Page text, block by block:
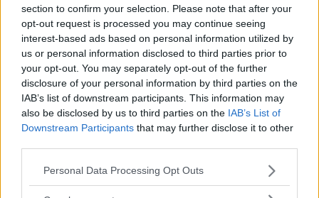
section to confirm your selection. Please note that after your
opt-out request is processed you may continue seeing
interest-based ads based on personal information utilized by
us or personal information disclosed to third parties prior to
your opt-out. You may separately opt-out of the further
disclosure of your personal information by third parties on the
IAB’s list of downstream participants. This information may
also be disclosed by us to third parties on the IAB’s List of
Downstream Participants that may further disclose it to other
Please note that this website/app uses one or more Google
Personal Data Processing Opt Outs
qualche modo, assecondare il suo
capriccio. Non forzare un bambino a
mangiare quello che non vuole non vuol
dire dargli sempre un’alternativa.
Significa semplicemente permettergli di
rimanere a digiuno se non vuole
qualcosa. La volta successiva, preso
precedente.